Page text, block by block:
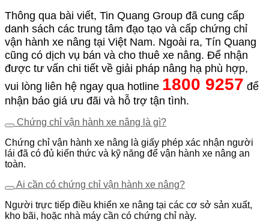
Thông qua bài viết, Tin Quang Group đã cung cấp
danh sách các trung tâm đạo tạo và cấp chứng chỉ
vận hành xe nâng tại Việt Nam. Ngoài ra, Tín Quang
cũng có dịch vụ bán và cho thuê xe nâng. Để nhận
được tư vấn chi tiết về giải pháp nâng hạ phù hợp,
vui lòng liên hệ ngay qua hotline 1800 9257 để
nhận báo giá ưu đãi và hỗ trợ tận tình.
Chứng chỉ vận hành xe nâng là gì?
Chứng chỉ vận hành xe nâng là giấy phép xác nhận người
lái đã có đủ kiến thức và kỹ năng để vận hành xe nâng an
toàn.
Ai cần có chứng chỉ vận hành xe nâng?
Người trực tiếp điều khiển xe nâng tại các cơ sở sản xuất,
kho bãi, hoặc nhà máy cần có chứng chỉ này.